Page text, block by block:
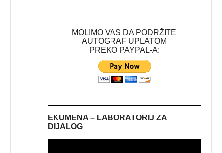
MOLIMO VAS DA PODRŽITE
AUTOGRAF UPLATOM
PREKO PAYPAL-A:
EKUMENA – LABORATORIJ ZA
DIJALOG